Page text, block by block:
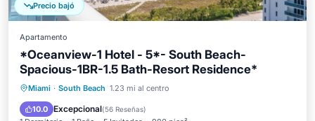
Precio bajó
Apartamento
*Oceanview-1 Hotel - 5*- South Beach-
Spacious-1BR-1.5 Bath-Resort Residence*
Miami · South Beach 1.23 mi al centro
10.0 Excepcional(56 Reseñas)
Frente al mar Aparcamiento
Spa